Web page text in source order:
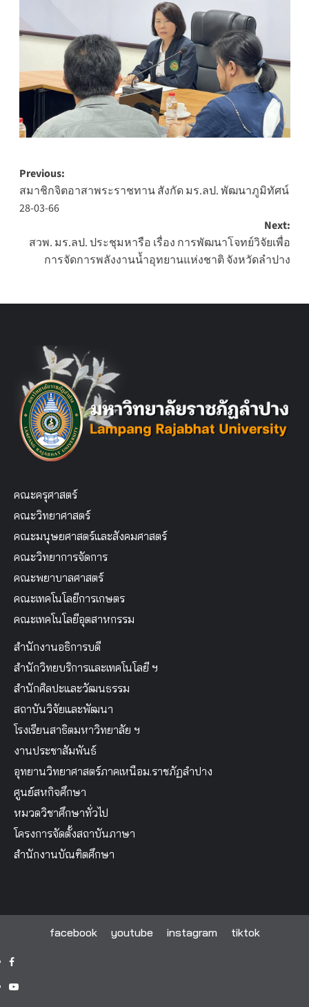
Post
navigation
Previous:
สมาชิกจิตอาสาพระราชทาน สังกัด มร.ลป. พัฒนาภูมิทัศน์
28-03-66
Next:
สวพ. มร.ลป. ประชุมหารือ เรื่อง การพัฒนาโจทย์วิจัยเพื่อ
การจัดการพลังงานน้ำอุทยานแห่งชาติ จังหวัดลำปาง
คณะครุศาสตร์
คณะวิทยาศาสตร์
คณะมนุษยศาสตร์และสังคมศาสตร์
คณะวิทยาการจัดการ
คณะพยาบาลศาสตร์
คณะเทคโนโลยีการเกษตร
คณะเทคโนโลยีอุตสาหกรรม
สำนักงานอธิการบดี
สำนักวิทยบริการและเทคโนโลยี ฯ
สำนักศิลปะและวัฒนธรรม
สถาบันวิจัยและพัฒนา
โรงเรียนสาธิตมหาวิทยาลัย ฯ
งานประชาสัมพันธ์
อุทยานวิทยาศาสตร์ภาคเหนือม.ราชภัฏลำปาง
ศูนย์สหกิจศึกษา
หมวดวิชาศึกษาทั่วไป
โครงการจัดตั้งสถาบันภาษา
สำนักงานบัณฑิตศึกษา
facebook youtube instagram tiktok
facebook
youtube